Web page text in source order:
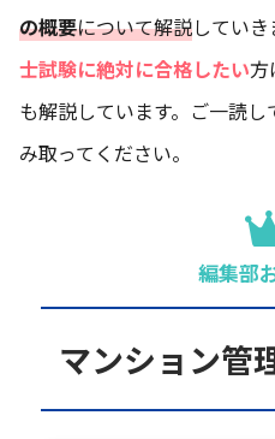
の概要について解説していき
士試験に絶対に合格したい方
も解説しています。ご一読
み取ってください。
編集部
マンション